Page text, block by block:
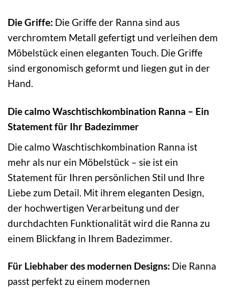
Die Griffe: Die Griffe der Ranna sind aus
verchromtem Metall gefertigt und verleihen dem
Möbelstück einen eleganten Touch. Die Griffe
sind ergonomisch geformt und liegen gut in der
Hand.
Die calmo Waschtischkombination Ranna – Ein
Statement für Ihr Badezimmer
Die calmo Waschtischkombination Ranna ist
mehr als nur ein Möbelstück – sie ist ein
Statement für Ihren persönlichen Stil und Ihre
Liebe zum Detail. Mit ihrem eleganten Design,
der hochwertigen Verarbeitung und der
durchdachten Funktionalität wird die Ranna zu
einem Blickfang in Ihrem Badezimmer.
Für Liebhaber des modernen Designs: Die Ranna
passt perfekt zu einem modernen